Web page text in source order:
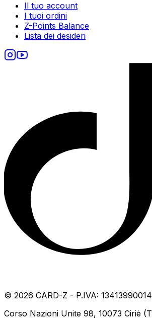
Il tuo account
I tuoi ordini
Z-Points Balance
Lista dei desideri
© 2026 CARD-Z - P.IVA: 13413990014
Corso Nazioni Unite 98, 10073 Ciriè